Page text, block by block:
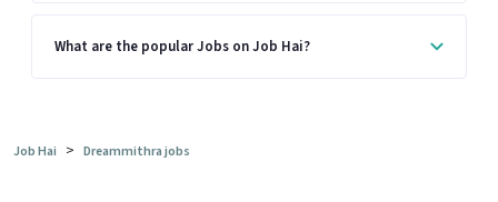
What are the popular Jobs on Job Hai?
Job Hai > Dreammithra jobs